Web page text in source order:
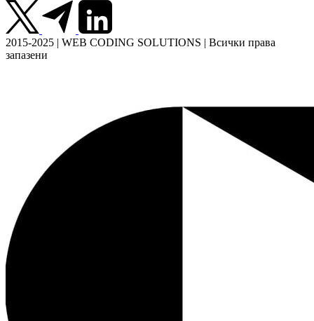
2015-2025 | WEB CODING SOLUTIONS | Всички права
запазени